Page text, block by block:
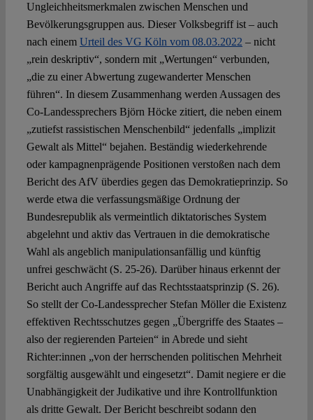
Ungleichheitsmerkmalen zwischen Menschen und
Bevölkerungsgruppen aus. Dieser Volksbegriff ist – auch
nach einem Urteil des VG Köln vom 08.03.2022 – nicht
„rein deskriptiv“, sondern mit „Wertungen“ verbunden,
„die zu einer Abwertung zugewanderter Menschen
führen“. In diesem Zusammenhang werden Aussagen des
Co-Landessprechers Björn Höcke zitiert, die neben einem
„zutiefst rassistischen Menschenbild“ jedenfalls „implizit
Gewalt als Mittel“ bejahen. Beständig wiederkehrende
oder kampagnenprägende Positionen verstoßen nach dem
Bericht des AfV überdies gegen das Demokratieprinzip. So
werde etwa die verfassungsmäßige Ordnung der
Bundesrepublik als vermeintlich diktatorisches System
abgelehnt und aktiv das Vertrauen in die demokratische
Wahl als angeblich manipulationsanfällig und künftig
unfrei geschwächt (S. 25-26). Darüber hinaus erkennt der
Bericht auch Angriffe auf das Rechtsstaatsprinzip (S. 26).
So stellt der Co-Landessprecher Stefan Möller die Existenz
effektiven Rechtsschutzes gegen „Übergriffe des Staates –
also der regierenden Parteien“ in Abrede und sieht
Richter:innen „von der herrschenden politischen Mehrheit
sorgfältig ausgewählt und eingesetzt“. Damit negiere er die
Unabhängigkeit der Judikative und ihre Kontrollfunktion
als dritte Gewalt. Der Bericht beschreibt sodann den